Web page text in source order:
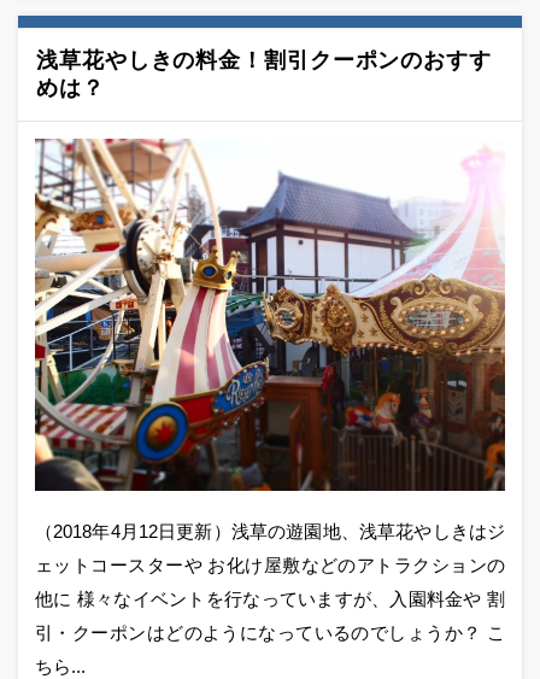
浅草花やしきの料金！割引クーポンのおすす
めは？
（2018年4月12日更新）浅草の遊園地、浅草花やしきはジ
ェットコースターや お化け屋敷などのアトラクションの
他に 様々なイベントを行なっていますが、入園料金や 割
引・クーポンはどのようになっているのでしょうか？ こ
ちら...